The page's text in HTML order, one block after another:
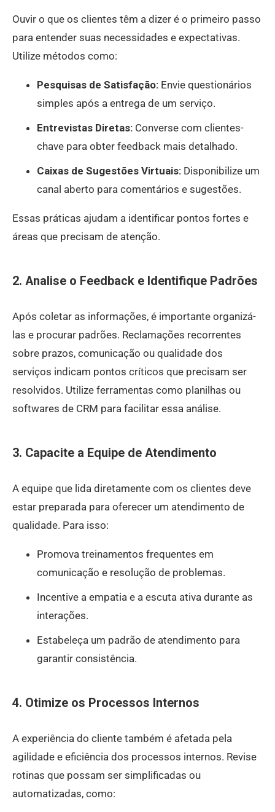
Ouvir o que os clientes têm a dizer é o primeiro passo
para entender suas necessidades e expectativas.
Utilize métodos como:
Pesquisas de Satisfação: Envie questionários
simples após a entrega de um serviço.
Entrevistas Diretas: Converse com clientes-
chave para obter feedback mais detalhado.
Caixas de Sugestões Virtuais: Disponibilize um
canal aberto para comentários e sugestões.
Essas práticas ajudam a identificar pontos fortes e
áreas que precisam de atenção.
2. Analise o Feedback e Identifique Padrões
Após coletar as informações, é importante organizá-
las e procurar padrões. Reclamações recorrentes
sobre prazos, comunicação ou qualidade dos
serviços indicam pontos críticos que precisam ser
resolvidos. Utilize ferramentas como planilhas ou
softwares de CRM para facilitar essa análise.
3. Capacite a Equipe de Atendimento
A equipe que lida diretamente com os clientes deve
estar preparada para oferecer um atendimento de
qualidade. Para isso:
Promova treinamentos frequentes em
comunicação e resolução de problemas.
Incentive a empatia e a escuta ativa durante as
interações.
Estabeleça um padrão de atendimento para
garantir consistência.
4. Otimize os Processos Internos
A experiência do cliente também é afetada pela
agilidade e eficiência dos processos internos. Revise
rotinas que possam ser simplificadas ou
automatizadas, como: